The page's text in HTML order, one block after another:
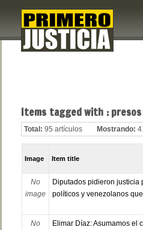
Items tagged with :
Total: 95 artículos Mostrando:
Image Item title
No
image
Diputados pidieron justicia
políticos y venezolanos
No
Elimar Díaz: Asumamos el